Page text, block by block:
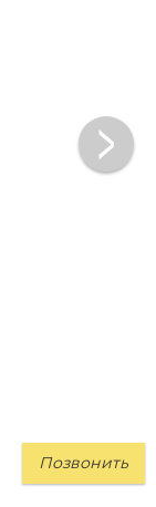
Позвонить